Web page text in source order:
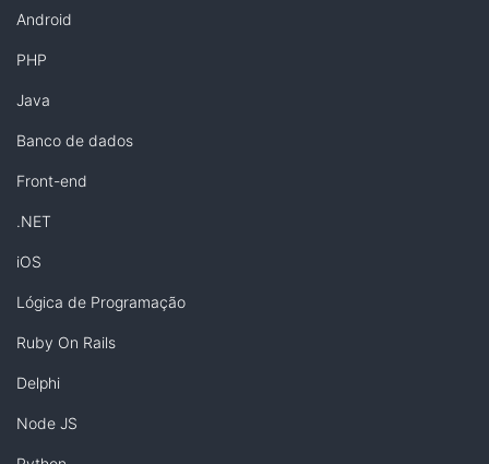
Android
PHP
Java
Banco de dados
Front-end
.NET
iOS
Lógica de Programação
Ruby On Rails
Delphi
Node JS